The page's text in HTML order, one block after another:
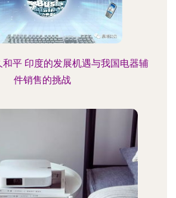
平 印度的发展机遇与我国电器辅
件销售的挑战